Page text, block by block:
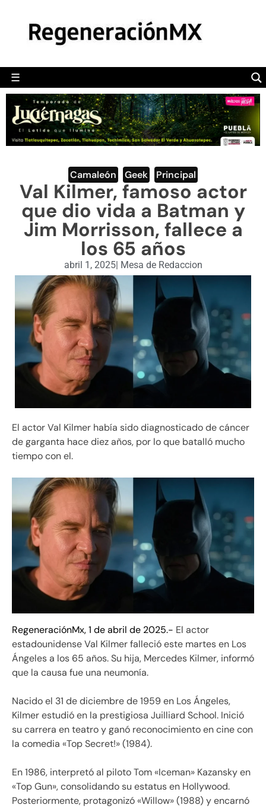
☰
POLÍTICA
CAMALEÓN
OPINIÓN
DEPORTES
ENGLISH SECTION
VIDEOS
Camaleón Geek Principal
Val Kilmer, famoso actor
que dio vida a Batman y
Jim Morrisson, fallece a
los 65 años
abril 1, 2025| Mesa de Redaccion
El actor Val Kilmer había sido diagnosticado de cáncer
de garganta hace diez años, por lo que batalló mucho
tiempo con el.
RegeneraciónMx, 1 de abril de 2025.- El actor
estadounidense Val Kilmer falleció este martes en Los
Ángeles a los 65 años. Su hija, Mercedes Kilmer, informó
que la causa fue una neumonía.
Nacido el 31 de diciembre de 1959 en Los Ángeles,
Kilmer estudió en la prestigiosa Juilliard School. Inició
su carrera en teatro y ganó reconocimiento en cine con
la comedia «Top Secret!» (1984).
En 1986, interpretó al piloto Tom «Iceman» Kazansky en
«Top Gun», consolidando su estatus en Hollywood.
Posteriormente, protagonizó «Willow» (1988) y encarnó